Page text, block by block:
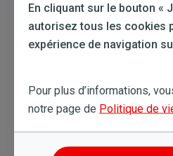
Liens
Notre
Votre
Votre
Découvrez nos
En cliquant sur le bouton «
autorisez tous les cookies
expérience de navigation
Pour plus d’informations,
notre page de Politique de